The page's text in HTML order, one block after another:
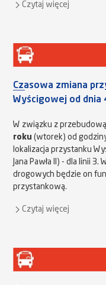
Czytaj więcej
Czasowa zmiana
Wyścigowej od dnia
W związku z
roku (wtorek) od
lokalizacja przystanku
Jana Pawła II) - dla linii
drogowych będzie on
przystankową.
Czytaj więcej